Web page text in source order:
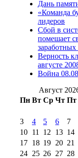
2012 г
(15)№98 1
августа 2016 г
№98 8 августа
августа
2017 г(9)
2016 г(12)
августа
августа 2013
Дань
«Команда
лидеров
Сбой в
помешает
заработных
Верность
августе
Война
Август
Пн Вт Ср Чт Пт
3
4 5 6 7
10 11 12 13 14
17 18 19 20 21
24 25 26 27 28